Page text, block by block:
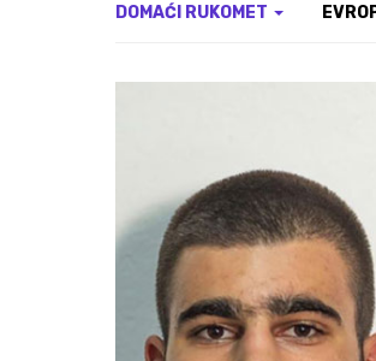
DOMAĆI RUKOMET